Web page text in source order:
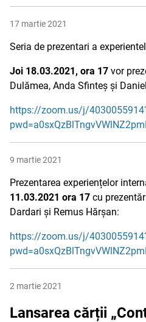
17 martie 2021
Seria de prezentari a
Joi 18.03.2021, ora 17 vor
Dulămea, Anda Sfinteș și
https://zoom.us/j/
9 martie 2021
Prezentarea experiențelor
11.03.2021 ora 17 cu
Dardari și Remus Hărșan:
https://zoom.us/j/
2 martie 2021
Lansarea cărții